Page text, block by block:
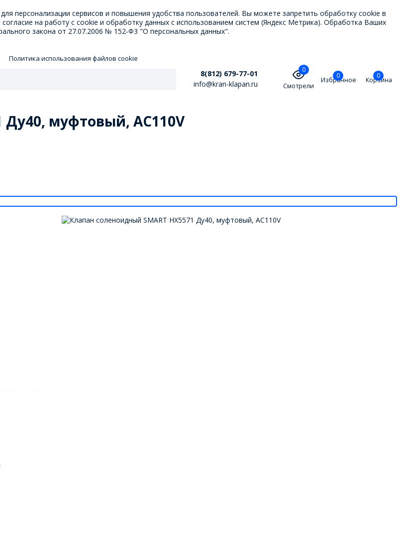
персонализации сервисов и повышения удобства пользователей. Вы можете запретить обработку cookie в
согласие на работу с cookie и обработку данных с использованием систем (Яндекс Метрика). Обработка Ваших
закона от 27.07.2006 № 152-Ф3 "О персональных данных".
Политика использования файлов cookie
8(812) 679-77-01
info@kran-klapan.ru
0
Смотрели
0
Избранное
0
Корзина
Ду40, муфтовый, AC110V